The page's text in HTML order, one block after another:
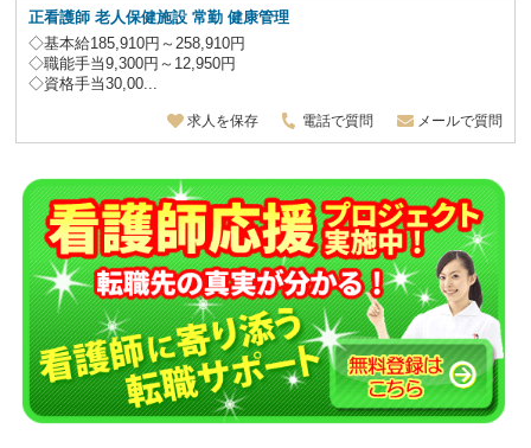
正看護師 老人保健施設常勤 健康管理
◇基本給185,910円～258,910円
◇職能手当9,300円～12,950円
◇資格手当30,00...
求人を保存 電話で質問 メールで質問